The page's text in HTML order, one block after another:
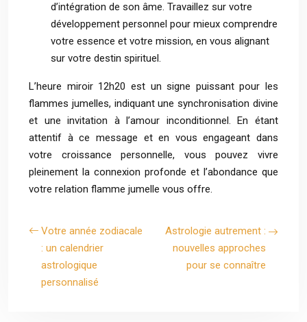
d’intégration de son âme. Travaillez sur votre
développement personnel pour mieux comprendre
votre essence et votre mission, en vous alignant
sur votre destin spirituel.
L’heure miroir 12h20 est un signe puissant pour les
flammes jumelles, indiquant une synchronisation divine
et une invitation à l’amour inconditionnel. En étant
attentif à ce message et en vous engageant dans
votre croissance personnelle, vous pouvez vivre
pleinement la connexion profonde et l’abondance que
votre relation flamme jumelle vous offre.
Votre année zodiacale
: un calendrier
astrologique
personnalisé
Astrologie autrement :
nouvelles approches
pour se connaître